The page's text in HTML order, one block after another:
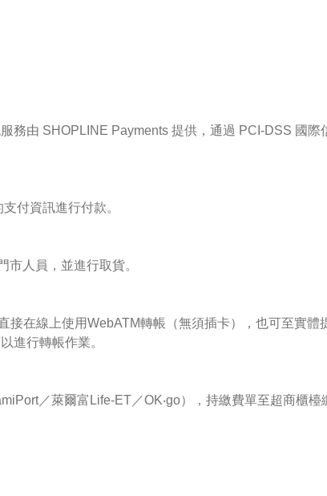
務由 SHOPLINE Payments 提供，通過 PCI-DSS 國際
付資訊進行付款。
人員，並進行取貨。
接在線上使用WebATM轉帳（無須插卡），也可至實體
進行轉帳作業。
／萊爾富Life-ET／OK‧go），持繳費單至超商櫃檯